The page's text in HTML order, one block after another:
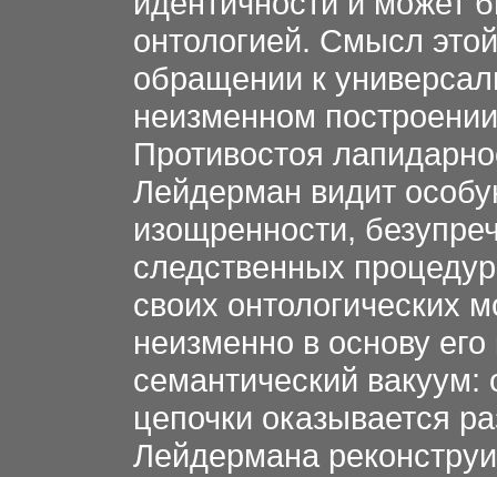
онтологией. Смысл
обращении к
неизменном
Противостоя
Лейдерман видит
изощренности,
следственных
своих онтологических
неизменно в основу
семантический
цепочки оказывается
Лейдермана